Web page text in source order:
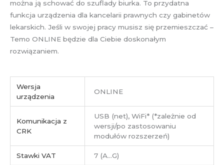
można ją schować do szuflady biurka. To przydatna
funkcja urządzenia dla kancelarii prawnych czy gabinetów
lekarskich. Jeśli w swojej pracy musisz się przemieszczać –
Temo ONLINE będzie dla Ciebie doskonałym
rozwiązaniem.
Wersja
urządzenia
ONLINE
Komunikacja z
CRK
USB (net), WiFi* (*zależnie od
wersji/po zastosowaniu
modułów rozszerzeń)
Stawki VAT 7 (A…G)